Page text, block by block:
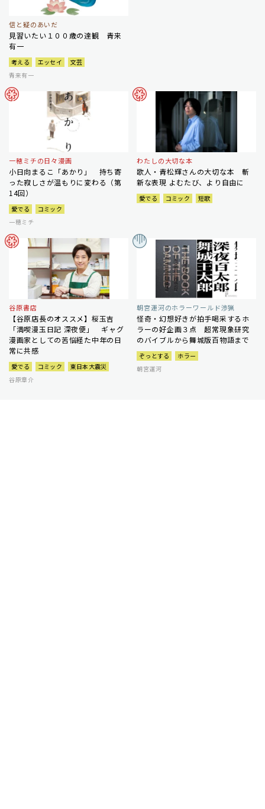
信と疑のあいだ
見習いたい１００歳の達観 青来
有一
考える エッセイ
文芸
青来有一
一穂ミチの日々漫画
小日向まるこ「あかり」 持ち寄
った寂しさが温もりに変わる（第
14回）
愛でる
コミック
一穂ミチ
わたしの大切な本
歌人・青松輝さんの大切な本 斬
新な表現 よむたび、より自由に
愛でる コミック 短歌
谷原書店
【谷原店長のオススメ】桜玉吉
「満喫漫玉日記 深夜便」 ギャグ
漫画家としての苦悩経た中年の日
常に共感
愛でる コミック
東日本大震災
谷原章介
朝宮運河のホラーワールド渉猟
怪奇・幻想好きが拍手喝采するホ
ラーの好企画３点 超常現象研究
のバイブルから舞城版百物語まで
ぞっとする
ホラー
朝宮運河